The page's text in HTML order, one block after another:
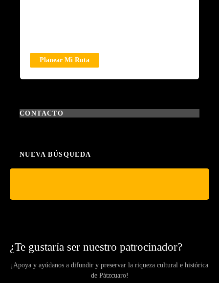
Planear Mi Ruta
CONTACTO
NUEVA BÚSQUEDA
¿Te gustaría ser nuestro patrocinador?
¡Apoya y ayúdanos a difundir y preservar la riqueza cultural e histórica
de Pátzcuaro!